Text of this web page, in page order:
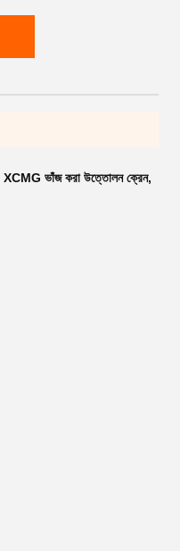
XCMG ভাঁজ করা উত্তোলন ক্রেন,